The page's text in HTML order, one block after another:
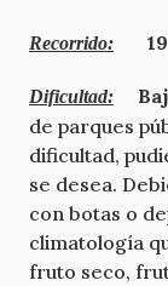
Recorrido: 19
Dificultad:
de parques
dificultad,
se desea.
con botas o
climatología
fruto seco,